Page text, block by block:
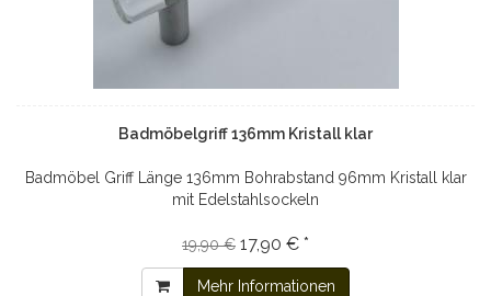
Badmöbelgriff 136mm Kristall klar
Badmöbel Griff Länge 136mm Bohrabstand 96mm Kristall klar
mit Edelstahlsockeln
19,90 € 17,90 € *
Mehr Informationen